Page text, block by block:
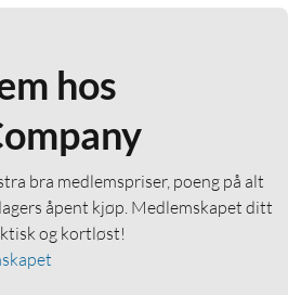
hos
bra medlemspriser, poeng på alt
åpent kjøp. Medlemskapet ditt
og kortløst!